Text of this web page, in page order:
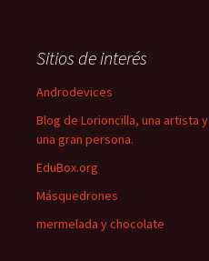
Sitios de interés
Androdevices
Blog de Lorioncilla, una artista y
una gran persona.
EduBox.org
Másquedrones
mermelada y chocolate